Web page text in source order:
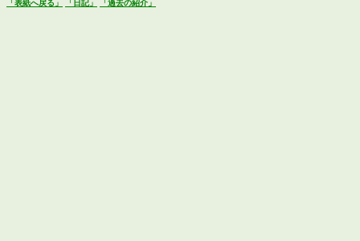
「表紙へ戻る」 「日記」 「過去の紹介」